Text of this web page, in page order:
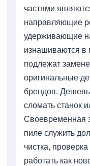
частями
направляющие
удерживающие
изнашиваются в
подлежат
оригинальные
брендов.
сломать станок
Своевременная
пиле служить
чистка,
работать как